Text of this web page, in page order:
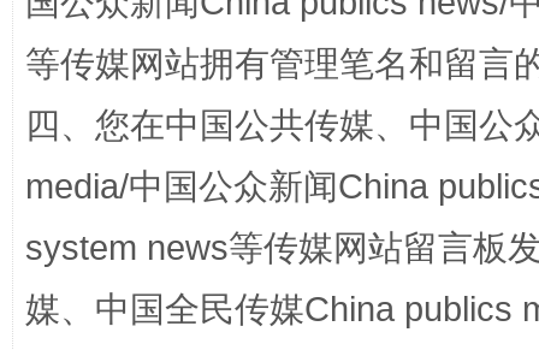
站台名比不上好声名
等传媒网站拥有管理笔名和留言
四、您在中国公共传媒、中国公
media/中国公众新闻China
system news等传媒网站留言板
媒、中国全民传媒China publics